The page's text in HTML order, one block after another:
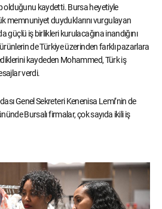
olduğunu kaydetti. Bursa heyetiyle
memnuniyet duyduklarını vurgulayan
güçlü iş birlikleri kurulacağına inandığını
de Türkiye üzerinden farklı pazarlara
kaydeden Mohammed, Türk iş
verdi.
Genel Sekreteri Kenenisa Lemi’nin de
Bursalı firmalar, çok sayıda ikili iş